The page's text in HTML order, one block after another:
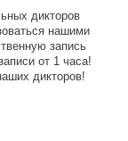
дикторов
нашими
запись
от 1 часа!
дикторов!